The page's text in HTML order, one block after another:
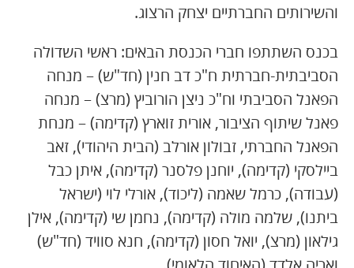
והשירותים החברתיים יצחק הרצוג.
בכנס השתתפו חברי הכנסת הבאים: ראשי השדולה
הסביבתית-חברתית ח"כ דב חנין (חד"ש) – מנחה
הפאנל הסביבתי וח"כ ניצן הורוביץ (מרצ) – מנחה
פאנל שיתוף הציבור, אורית זוארץ (קדימה) – מנחת
הפאנל החברתי, זבולון אורלב (הבית היהודי), זאב
ביילסקי (קדימה), יוחנן פלסנר (קדימה), איתן כבל
(עבודה), כרמל שאמה (ליכוד), אורלי לוי (ישראל
ביתנו), שלמה מולה (קדימה), נחמן שי (קדימה), אילן
גילאון (מרצ), יואל חסון (קדימה), חנא סוויד (חד"ש)